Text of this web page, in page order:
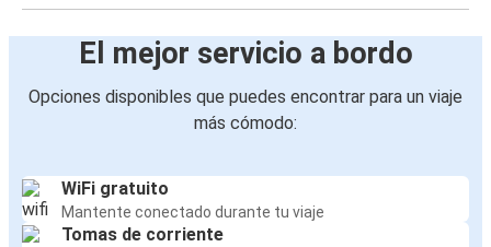
El mejor servicio a bordo
Opciones disponibles que puedes encontrar para un viaje
más cómodo:
WiFi gratuito
Mantente conectado durante tu viaje
Tomas de corriente